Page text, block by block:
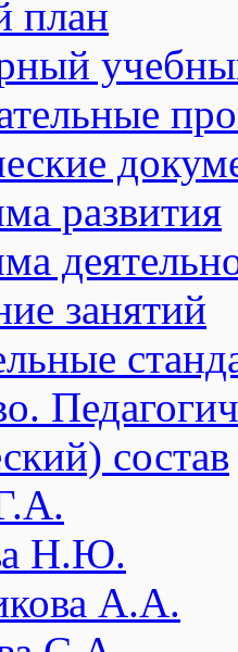
план
развития
занятий
состав
Н.Ю.
А.А.